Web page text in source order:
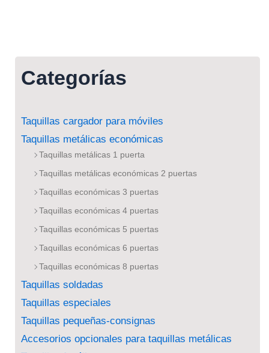
Categorías
Taquillas cargador para móviles
Taquillas metálicas económicas
Taquillas metálicas 1 puerta
Taquillas metálicas económicas 2 puertas
Taquillas económicas 3 puertas
Taquillas económicas 4 puertas
Taquillas económicas 5 puertas
Taquillas económicas 6 puertas
Taquillas económicas 8 puertas
Taquillas soldadas
Taquillas especiales
Taquillas pequeñas-consignas
Accesorios opcionales para taquillas metálicas